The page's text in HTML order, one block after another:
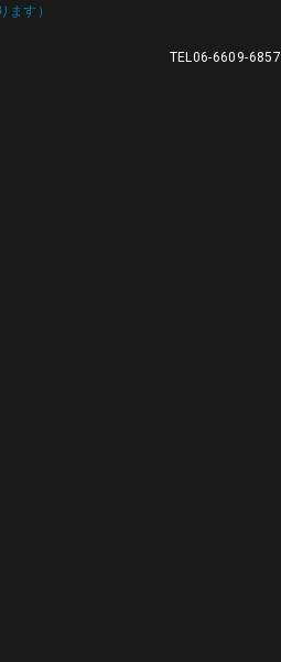
TEL06-6609-6857